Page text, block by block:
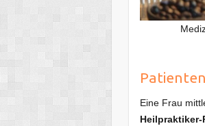
Eine Frau
Heilpraktiker-